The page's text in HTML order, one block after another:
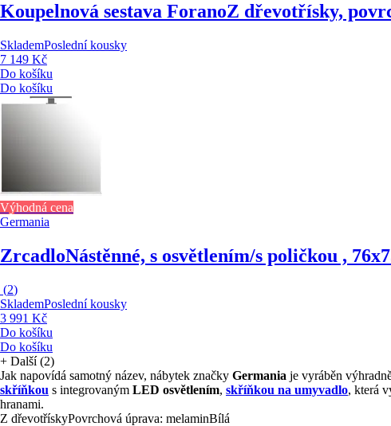
Koupelnová sestava ForanoZ dřevotřísky,
SklademPoslední kousky
7 149 Kč
Do košíku
Do košíku
Výhodná cena
Germania
ZrcadloNástěnné, s osvětlením/s poličkou ,
(2)
SklademPoslední kousky
3 991 Kč
Do košíku
Do košíku
+ Další (2)
Jak napovídá samotný název, nábytek značky Germania je vyráběn
skříňkou s integrovaným LED osvětlením, skříňkou na umyvadlo, která
hranami.
Z dřevotřískyPovrchová úprava: melaminBílá